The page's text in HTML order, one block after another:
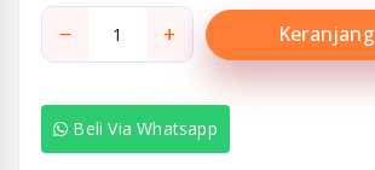
− + Keranjang
Beli Via Whatsapp